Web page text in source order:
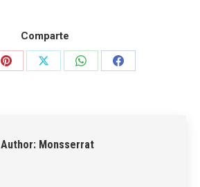
Comparte
Share
Share
Share
Share
Author: Monsserrat